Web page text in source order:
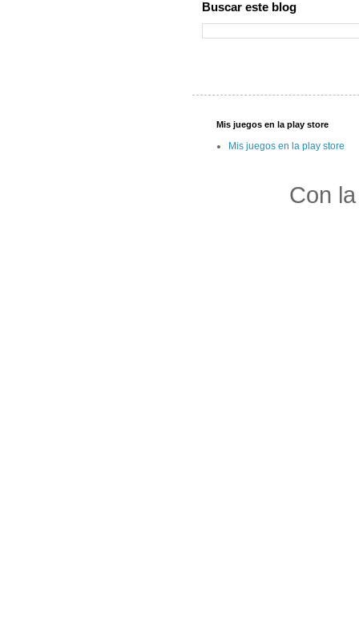
Buscar este blog
Mis juegos en la play store
Mis juegos en la play store
Con